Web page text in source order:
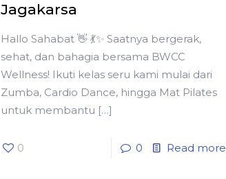
Jagakarsa
Hallo Sahabat 👋 💃✨ Saatnya bergerak,
sehat, dan bahagia bersama BWCC
Wellness! Ikuti kelas seru kami mulai dari
Zumba, Cardio Dance, hingga Mat Pilates
untuk membantu […]
0 0 Read more